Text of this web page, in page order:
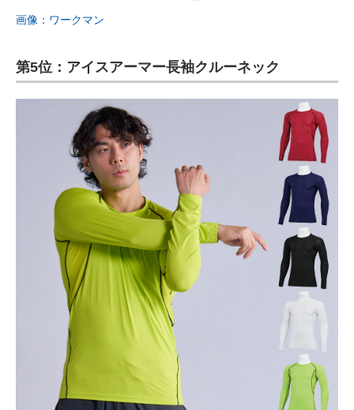
画像：ワークマン
第5位：アイスアーマー長袖クルーネック